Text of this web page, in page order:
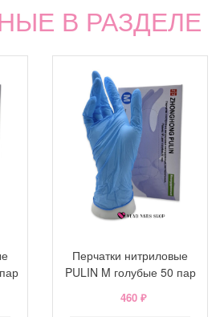
В РАЗДЕЛЕ
Перчатки нитриловые
PULIN M голубые 50 пар
460 ₽